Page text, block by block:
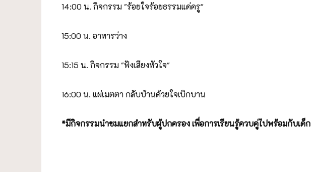
14:00 น. กิจกรรม "ร้อยใจร้อยธรรมแด่ครู"
15:00 น. อาหารว่าง
15:15 น. กิจกรรม "ฟังเสียงหัวใจ"
16:00 น. แผ่เมตตา กลับบ้านด้วยใจเบิกบาน
*มีกิจกรรมนำชมแยกสำหรับผู้ปกครอง เพื่อการเรียนรู้ควบคู่ไปพร้อมกับเด็ก